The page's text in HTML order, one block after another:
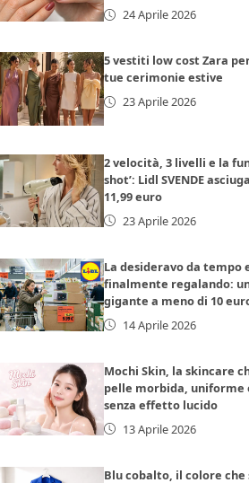
24 Aprile 2026
5 vestiti low cost Zara
tue cerimonie estive
23 Aprile 2026
2 velocità, 3 livelli e la
shot’: Lidl SVENDE
11,99 euro
23 Aprile 2026
La desideravo da tempo
finalmente regalando:
gigante a meno di 10
14 Aprile 2026
Mochi Skin, la skincare
pelle morbida, uniforme
senza effetto lucido
13 Aprile 2026
Blu cobalto, il colore che